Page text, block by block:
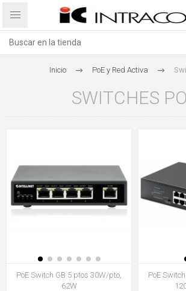
Inicio PoE y Red Activa
SWITCHES
PoE Switch GB 5 ptos 30W/pto,
62W
PoE